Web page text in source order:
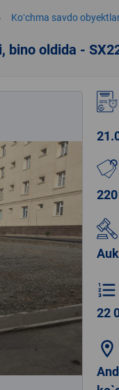
Koʻchma savdo
bino oldida -
format_list_numbered
22
location_on